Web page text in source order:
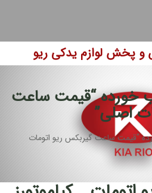
پخش لوازم یدکی ریو
خورده “قیمت ساعت
اصلی”
“قیمت ساعت گیربکس ریو اتومات